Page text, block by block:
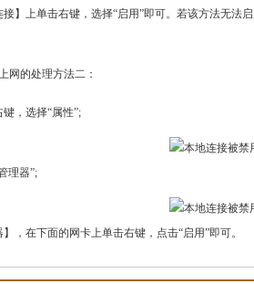
上单击右键，选择“启用”即可。若该方法无法
的处理方法二：
，选择“属性”;
理器”;
在下面的网卡上单击右键，点击“启用”即可。